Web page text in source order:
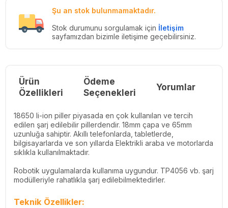
Şu an stok bulunmamaktadır.
Stok durumunu sorgulamak için İletişim
sayfamızdan bizimle iletişime geçebilirsiniz.
Ürün
Özellikleri
Ödeme
Seçenekleri
Yorumlar
18650 li-ion piller piyasada en çok kullanılan ve tercih
edilen şarj edilebilir pillerdendir. 18mm çapa ve 65mm
uzunluğa sahiptir. Akıllı telefonlarda, tabletlerde,
bilgisayarlarda ve son yıllarda Elektrikli araba ve motorlarda
sıklıkla kullanılmaktadır.
Robotik uygulamalarda kullanıma uygundur. TP4056 vb. şarj
modülleriyle rahatlıkla şarj edilebilmektedirler.
Teknik Özellikler: